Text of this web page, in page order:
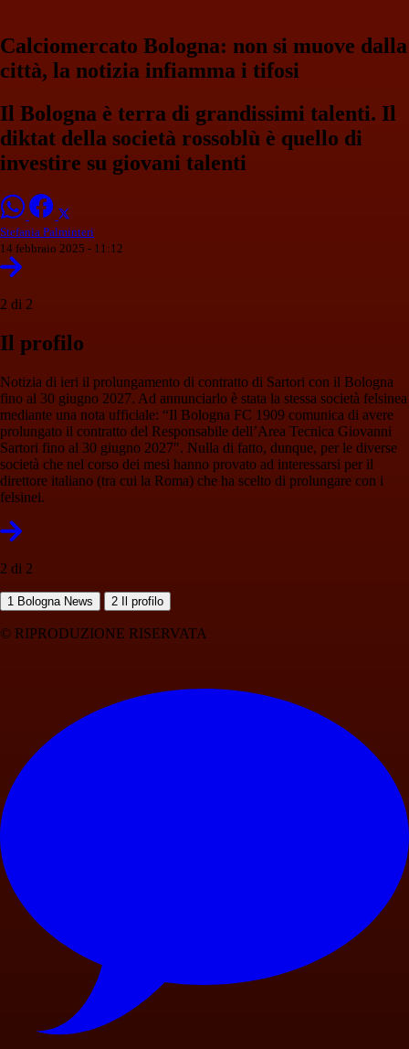
Calciomercato Bologna: non si muove dalla
città, la notizia infiamma i tifosi
Il Bologna è terra di grandissimi talenti. Il
diktat della società rossoblù è quello di
investire su giovani talenti
Stefania Palminteri
14 febbraio 2025 - 11:12
2 di 2
Il profilo
Notizia di ieri il prolungamento di contratto di Sartori con il Bologna
fino al 30 giugno 2027. Ad annunciarlo è stata la stessa società felsinea
mediante una nota ufficiale: “Il Bologna FC 1909 comunica di avere
prolungato il contratto del Responsabile dell’Area Tecnica Giovanni
Sartori fino al 30 giugno 2027″. Nulla di fatto, dunque, per le diverse
società che nel corso dei mesi hanno provato ad interessarsi per il
direttore italiano (tra cui la Roma) che ha scelto di prolungare con i
felsinei.
2 di 2
1 Bologna News 2 Il profilo
© RIPRODUZIONE RISERVATA